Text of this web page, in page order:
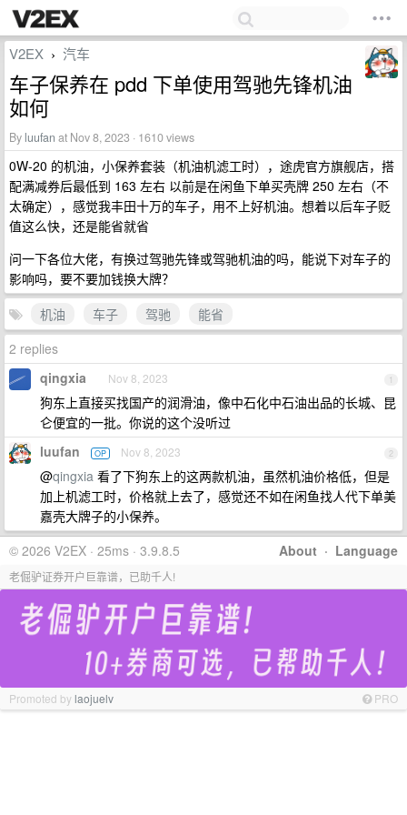
V2EX › 汽车
车子保养在 pdd 下单使用驾驰先锋机油
如何
By luufan at Nov 8, 2023 · 1610 views
0W-20 的机油，小保养套装（机油机滤工时），途虎官方旗舰店，搭
配满减券后最低到 163 左右 以前是在闲鱼下单买壳牌 250 左右（不
太确定），感觉我丰田十万的车子，用不上好机油。想着以后车子贬
值这么快，还是能省就省
问一下各位大佬，有换过驾驰先锋或驾驰机油的吗，能说下对车子的
影响吗，要不要加钱换大牌？
机油
车子 驾驰
能省
2 replies
1
qingxia Nov 8, 2023
狗东上直接买找国产的润滑油，像中石化中石油出品的长城、昆
仑便宜的一批。你说的这个没听过
2
luufan OP Nov 8, 2023
@qingxia 看了下狗东上的这两款机油，虽然机油价格低，但是
加上机滤工时，价格就上去了，感觉还不如在闲鱼找人代下单美
嘉壳大牌子的小保养。
About · Language
© 2026 V2EX · 25ms · 3.9.8.5
老倔驴证券开户巨靠谱，已助千人!
Promoted bylaojuelv PRO